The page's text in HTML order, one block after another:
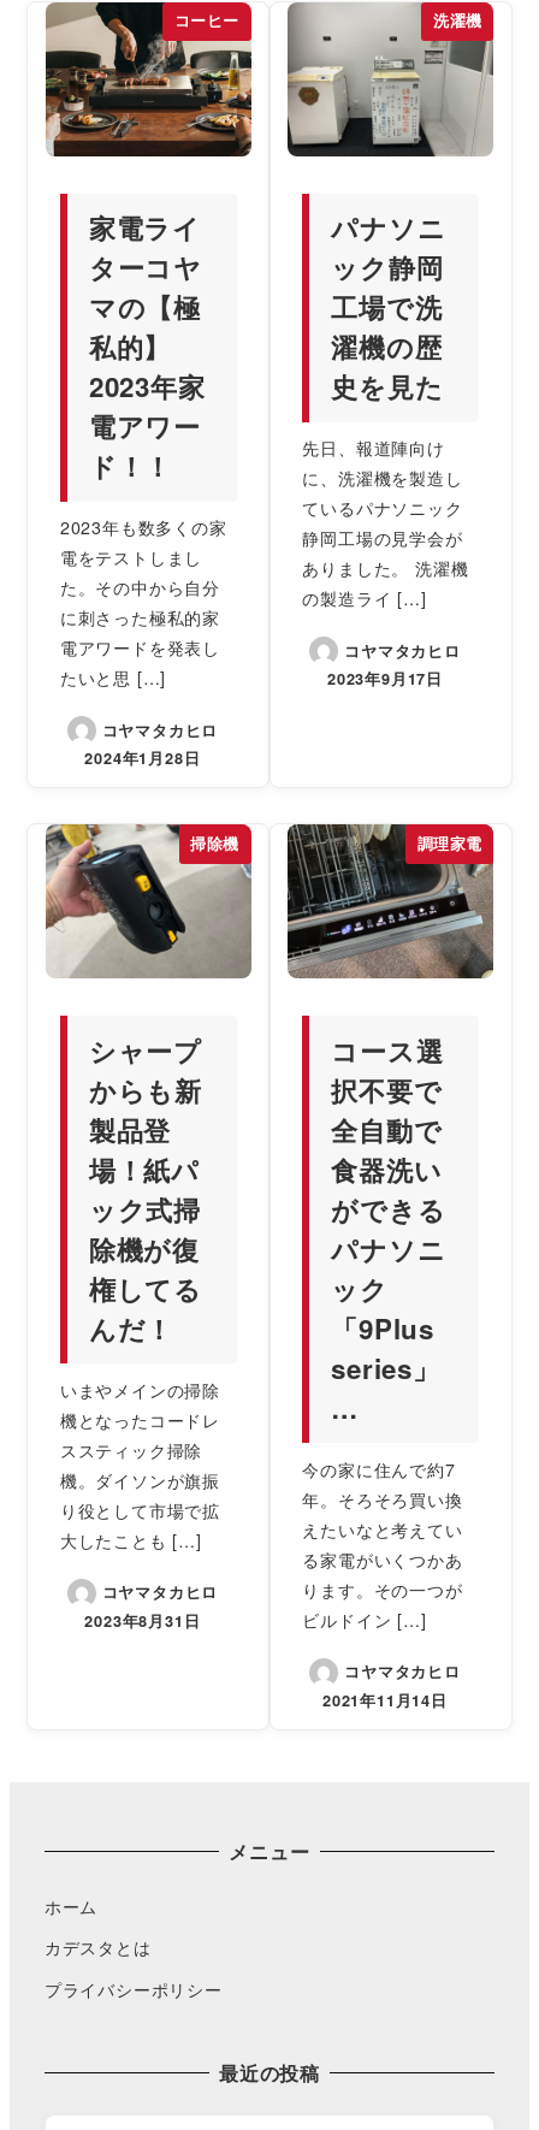
コーヒー
家電ライ
ターコヤ
マの【極
私的】
2023年家
電アワー
ド！！
2023年も数多くの家
電をテストしまし
た。その中から自分
に刺さった極私的家
電アワードを発表し
たいと思 […]
コヤマタカヒロ
2024年1月28日
洗濯機
パナソニ
ック静岡
工場で洗
濯機の歴
史を見た
先日、報道陣向け
に、洗濯機を製造し
ているパナソニック
静岡工場の見学会が
ありました。 洗濯機
の製造ライ […]
コヤマタカヒロ
2023年9月17日
掃除機
シャープ
からも新
製品登
場！紙パ
ック式掃
除機が復
権してる
んだ！
いまやメインの掃除
機となったコードレ
ススティック掃除
機。ダイソンが旗振
り役として市場で拡
大したことも […]
コヤマタカヒロ
2023年8月31日
調理家電
コース選
択不要で
全自動で
食器洗い
ができる
パナソニ
ック
「9Plus
series」
…
今の家に住んで約7
年。そろそろ買い換
えたいなと考えてい
る家電がいくつかあ
ります。その一つが
ビルドイン […]
コヤマタカヒロ
2021年11月14日
メニュー
ホーム
カデスタとは
プライバシーポリシー
最近の投稿